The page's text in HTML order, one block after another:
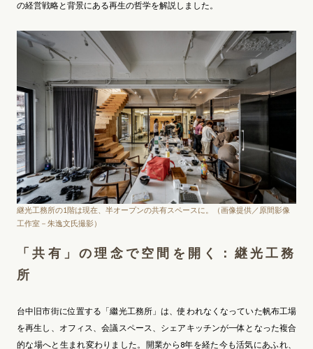
の経営戦略と背景にある再生の哲学を解説しました。
「共有」の理念で空間を開く：継光工務
所
台中旧市街に位置する「繼光工務所」は、使われなくなっていた帆布工場
を再生し、オフィス、会議スペース、シェアキッチンが一体となった複合
的な場へと生まれ変わりました。開業から8年を経た今も活気にあふれ、
継光工務所の1階は現在、半オープンの共有スペースに。（画像提供／原間影像
工作室－朱逸文氏撮影）